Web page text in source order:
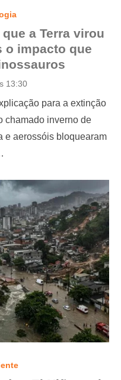
a Terra virou
o impacto que
13:30
para a extinção
chamado inverno de
e aerossóis bloquearam